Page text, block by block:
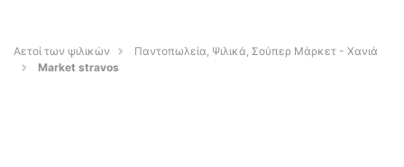
Αετοί των ψιλικών
Παντοπωλεία, Ψιλικά, Σούπερ Μάρκετ - Χανιά
Market stravos